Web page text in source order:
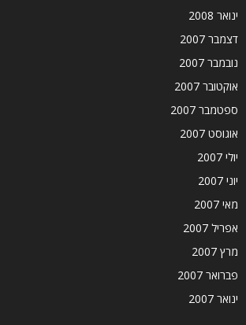
ינואר 2008
דצמבר 2007
נובמבר 2007
אוקטובר 2007
ספטמבר 2007
אוגוסט 2007
יולי 2007
יוני 2007
מאי 2007
אפריל 2007
מרץ 2007
פברואר 2007
ינואר 2007